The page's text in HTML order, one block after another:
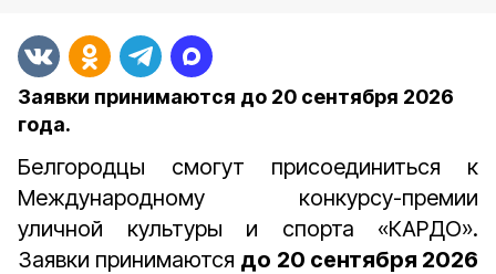
Заявки принимаются до 20 сентября 2026
года.
Белгородцы смогут присоединиться к
Международному конкурсу-премии
уличной культуры и спорта «КАРДО».
Заявки принимаются до 20 сентября 2026